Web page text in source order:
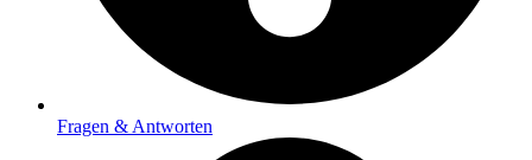
Fragen & Antworten